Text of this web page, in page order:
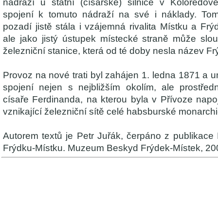
nádraží u státní (císařské) silnice v
spojení k tomuto nádraží na své i náklady.
pozadí jistě stála i vzájemná rivalita Místku a
ale jako jistý ústupek místecké straně může
železniční stanice, která od té doby nesla název
Provoz na nové trati byl zahájen 1. ledna 1871 a
spojení nejen s nejbližším okolím, ale
císaře Ferdinanda, na kterou byla v Přívoze
vznikající železniční sítě celé habsburské
Autorem textů je Petr Juřák, čerpáno z publikace
Frýdku-Místku. Muzeum Beskyd Frýdek-Místek,